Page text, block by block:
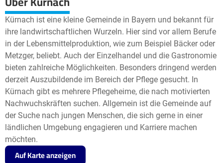
+
−
Kürnach ist eine kleine Gemeinde in Bayern und bekannt für
ihre landwirtschaftlichen Wurzeln. Hier sind vor allem Berufe
in der Lebensmittelproduktion, wie zum Beispiel Bäcker oder
Metzger, beliebt. Auch der Einzelhandel und die Gastronomie
bieten zahlreiche Möglichkeiten. Besonders dringend werden
derzeit Auszubildende im Bereich der Pflege gesucht. In
Kürnach gibt es mehrere Pflegeheime, die nach motivierten
Nachwuchskräften suchen. Allgemein ist die Gemeinde auf
der Suche nach jungen Menschen, die sich gerne in einer
ländlichen Umgebung engagieren und Karriere machen
möchten.
Auf Karte anzeigen